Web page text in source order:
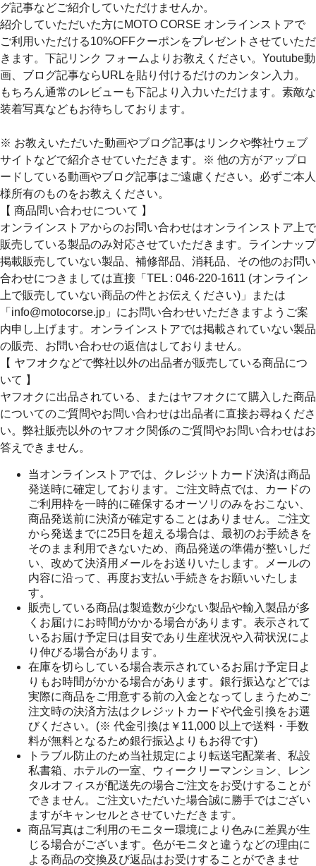
グ記事などご紹介していただけませんか。
紹介していただいた方にMOTO CORSE オンラインストアで
ご利用いただける10%OFFクーポンをプレゼントさせていただ
きます。下記リンク フォームよりお教えください。Youtube動
画、ブログ記事ならURLを貼り付けるだけのカンタン入力。
もちろん通常のレビューも下記より入力いただけます。素敵な
装着写真などもお待ちしております。
※ お教えいただいた動画やブログ記事はリンクや弊社ウェブ
サイトなどで紹介させていただきます。※ 他の方がアップロ
ードしている動画やブログ記事はご遠慮ください。必ずご本人
様所有のものをお教えください。
【 商品問い合わせについて 】
オンラインストアからのお問い合わせはオンラインストア上で
販売している製品のみ対応させていただきます。ラインナップ
掲載販売していない製品、補修部品、消耗品、その他のお問い
合わせにつきましては直接「TEL : 046-220-1611 (オンライン
上で販売していない商品の件とお伝えください)」または
「info@motocorse.jp」にお問い合わせいただきますようご案
内申し上げます。オンラインストアでは掲載されていない製品
の販売、お問い合わせの返信はしておりません。
【 ヤフオクなどで弊社以外の出品者が販売している商品につ
いて 】
ヤフオクに出品されている、またはヤフオクにて購入した商品
についてのご質問やお問い合わせは出品者に直接お尋ねくださ
い。弊社販売以外のヤフオク関係のご質問やお問い合わせはお
答えできません。
当オンラインストアでは、クレジットカード決済は商品
発送時に確定しております。ご注文時点では、カードの
ご利用枠を一時的に確保するオーソリのみをおこない、
商品発送前に決済が確定することはありません。ご注文
から発送までに25日を超える場合は、最初のお手続きを
そのまま利用できないため、商品発送の準備が整いしだ
い、改めて決済用メールをお送りいたします。メールの
内容に沿って、再度お支払い手続きをお願いいたしま
す。
販売している商品は製造数が少ない製品や輸入製品が多
くお届けにお時間がかかる場合があります。表示されて
いるお届け予定日は目安であり生産状況や入荷状況によ
り伸びる場合があります。
在庫を切らしている場合表示されているお届け予定日よ
りもお時間がかかる場合があります。銀行振込などでは
実際に商品をご用意する前の入金となってしまうためご
注文時の決済方法はクレジットカードや代金引換をお選
びください。(※ 代金引換は￥11,000 以上で送料・手数
料が無料となるため銀行振込よりもお得です)
トラブル防止のため当社規定により転送宅配業者、私設
私書箱、ホテルの一室、ウィークリーマンション、レン
タルオフィスが配送先の場合ご注文をお受けすることが
できません。ご注文いただいた場合誠に勝手ではござい
ますがキャンセルとさせていただきます。
商品写真はご利用のモニター環境により色みに差異が生
じる場合がございます。色がモニタと違うなどの理由に
よる商品の交換及び返品はお受けすることができませ